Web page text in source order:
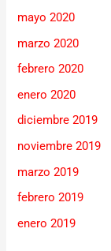
mayo 2020
marzo 2020
febrero 2020
enero 2020
diciembre 2019
noviembre 2019
marzo 2019
febrero 2019
enero 2019